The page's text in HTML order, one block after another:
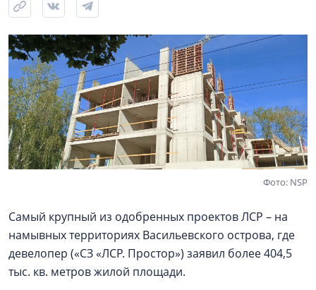
Фото: NSP
Самый крупный из одобренных проектов ЛСР – на
намывных территориях Васильевского острова, где
девелопер («СЗ «ЛСР. Простор») заявил более 404,5
тыс. кв. метров жилой площади.